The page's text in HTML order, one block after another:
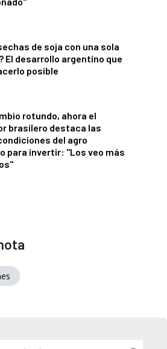
de soja con una sola
El desarrollo argentino que
posible
rotundo, ahora el
brasilero destaca las
del agro
para invertir: "Los veo más